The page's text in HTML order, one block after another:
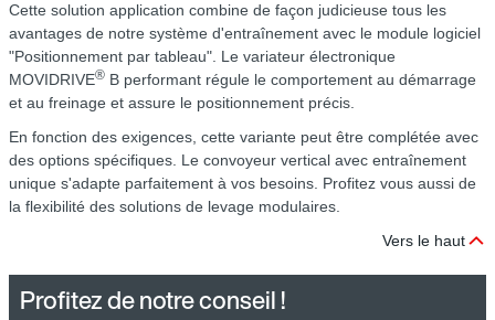
Cette solution application combine de façon judicieuse tous les
avantages de notre système d'entraînement avec le module logiciel
"Positionnement par tableau". Le variateur électronique
MOVIDRIVE® B performant régule le comportement au démarrage
et au freinage et assure le positionnement précis.
En fonction des exigences, cette variante peut être complétée avec
des options spécifiques. Le convoyeur vertical avec entraînement
unique s'adapte parfaitement à vos besoins. Profitez vous aussi de
la flexibilité des solutions de levage modulaires.
Vers le haut
Profitez de notre conseil !